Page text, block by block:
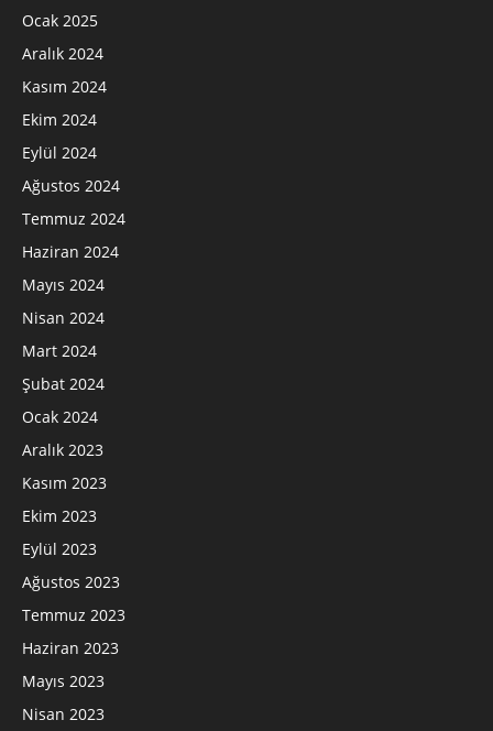
Ocak 2025
Aralık 2024
Kasım 2024
Ekim 2024
Eylül 2024
Ağustos 2024
Temmuz 2024
Haziran 2024
Mayıs 2024
Nisan 2024
Mart 2024
Şubat 2024
Ocak 2024
Aralık 2023
Kasım 2023
Ekim 2023
Eylül 2023
Ağustos 2023
Temmuz 2023
Haziran 2023
Mayıs 2023
Nisan 2023